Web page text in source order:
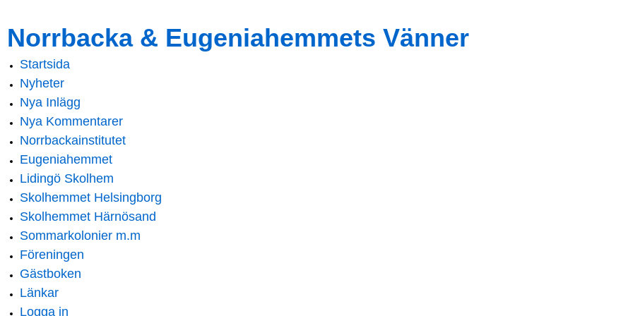
main
content
navigation
Norrbacka & Eugeniahemmets Vänner
Main menu
Startsida
Nyheter
Nya Inlägg
Nya Kommentarer
Norrbackainstitutet
Eugeniahemmet
Lidingö Skolhem
Skolhemmet Helsingborg
Skolhemmet Härnösand
Sommarkolonier m.m
Föreningen
Gästboken
Länkar
Logga in